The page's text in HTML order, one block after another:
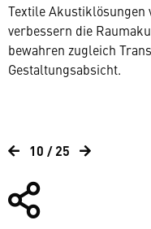
Textile Akustiklösungen
verbessern die
bewahren zugleich
Gestaltungsabsicht.
10 / 25